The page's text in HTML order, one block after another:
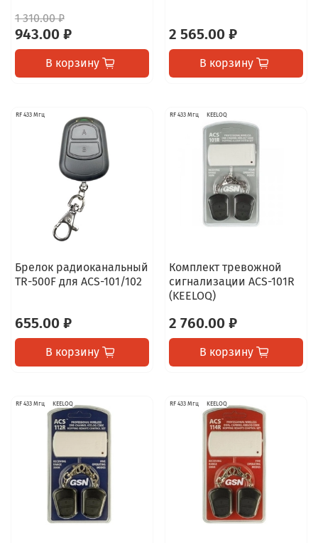
1 310.00 ₽
943.00 ₽
В корзину
2 565.00 ₽
В корзину
RF 433 Мгц
Брелок радиоканальный
TR-500F для ACS-101/102
655.00 ₽
В корзину
RF 433 Мгц KEELOQ
Комплект тревожной
сигнализации ACS-101R
(KEELOQ)
2 760.00 ₽
В корзину
RF 433 Мгц KEELOQ RF 433 Мгц KEELOQ